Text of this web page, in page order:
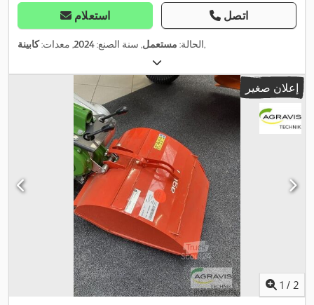
استعلام اتصل
الحالة: مستعمل, سنة الصنع:2024, معدات:كابينة ,
إعلان صغير
1 / 2